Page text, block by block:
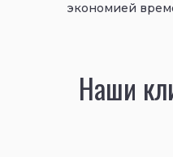
экономией
Наши